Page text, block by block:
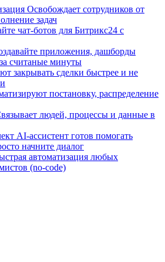
Освобождает сотрудников от
задач
чат-ботов для Битрикс24 с
приложения, дашборды
считаные минуты
закрывать сделки быстрее и не
постановку, распределение
людей, процессы и данные в
AI-ассистент готов помогать
начните диалог
автоматизация любых
(no-code)